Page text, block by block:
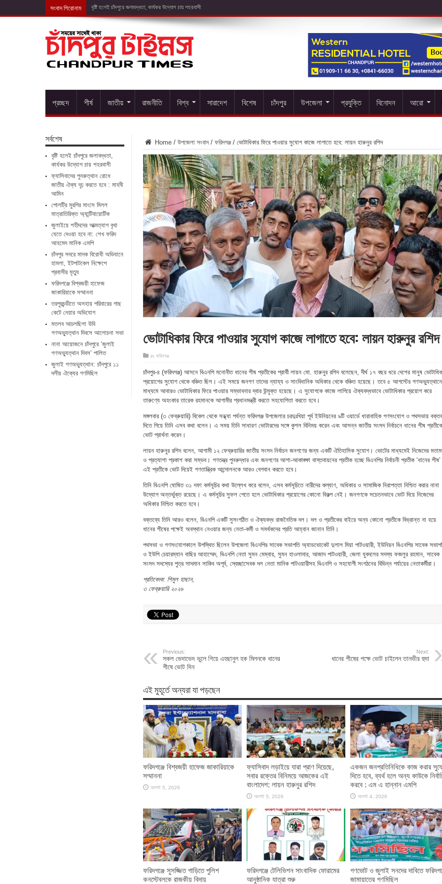
সংবাদ শিরোনাম ফ্যাসিবাদের পু
প্রচ্ছদ শীর্ষ জাতীয় রাজনীতি বিশ্ব সারাদেশ বিশেষ চাঁদপুর উপজেলা প্রযুক্তি বিনোদন আরো
Home / উপজেলা সংবাদ / ফরিদগঞ্জ / ভোটাধিকার ফিরে পাওয়ার সুযোগ কাজে লাগাতে হবে: লায়ন হারুনুর রশিদ
ভোটাধিকার ফিরে পাওয়ার সুযোগ কাজে লাগাতে হবে: লায়ন হারুনুর রশিদ
in ফরিদগঞ্জ
চাঁদপুর-৪ (ফরিদগঞ্জ) আসনে বিএনপি মনোনীত ধানের শীষ প্রতীকের প্রার্থী লায়ন মো. হারুনুর রশিদ বলেছেন, দীর্ঘ ১৭ বছর ধরে দেশের মানুষ
প্রয়োগের সুযোগ থেকে বঞ্চিত ছিল। এই সময়ে জনগণ তাদের ন্যায্য ও সাংবিধানিক অধিকার থেকে বঞ্চিত হয়েছে। তবে ৫ আগস্টের
মাধ্যমে আবারও ভোটাধিকার ফিরে পাওয়ার সম্ভাবনার দ্বার উন্মুক্ত হয়েছে। এ সুযোগকে কাজে লাগিয়ে ঐক্যবদ্ধভাবে ভোটাধিকার প্রয়োগ করে
তারুণ্যে অহংকার তারেক রহমানকে আগামীর প্রধানমন্ত্রী করতে সহযোগিতা করতে হবে।
মঙ্গলবার (৩ ফেব্রুয়ারি) বিকেল থেকে সন্ধ্যা পর্যন্ত ফরিদগঞ্জ উপজেলার চরদুঃখিয়া পূর্ব ইউনিয়নের ৯টি ওয়ার্ডে ধারাবাহিক গণসংযোগ ও পথসভায়
দিতে গিয়ে তিনি এসব কথা বলেন। এ সময় তিনি সাধারণ ভোটারদের সঙ্গে কুশল বিনিময় করেন এবং আসন্ন জাতীয় সংসদ নির্বাচনে ধানের শীষ প্রতীকে
ভোট প্রার্থনা করেন।
লায়ন হারুনুর রশিদ বলেন, আগামী ১২ ফেব্রুয়ারির জাতীয় সংসদ নির্বাচন জনগণের জন্য একটি ঐতিহাসিক সুযোগ। ভোটের মাধ্যমেই নিজেদের
ও প্রত্যাশা প্রকাশ করা সম্ভব। গণতন্ত্র পুনরুদ্ধার এবং জনগণের আশা-আকাঙ্ক্ষা বাস্তবায়নের প্রতীক হচ্ছে বিএনপির নির্বাচনী প্রতীক ‘ধানের
এই প্রতীকে ভোট দিয়েই গণতান্ত্রিক আন্দোলনকে আরও বেগবান করতে হবে।
তিনি বিএনপি ঘোষিত ৩১ দফা কর্মসূচির কথা উল্লেখ করে বলেন, এসব কর্মসূচিতে নারীদের কল্যাণ, অধিকার ও সামাজিক নিরাপত্তা নিশ্চিত করার নানা
উদ্যোগ অন্তর্ভুক্ত রয়েছে। এ কর্মসূচির সুফল পেতে হলে ভোটাধিকার প্রয়োগের কোনো বিকল্প নেই। জনগণকে সচেতনভাবে ভোট দিয়ে নিজেদের
অধিকার নিশ্চিত করতে হবে।
বক্তব্যে তিনি আরও বলেন, বিএনপি একটি সুসংগঠিত ও ঐক্যবদ্ধ রাজনৈতিক দল। দল ও প্রতীকের বাইরে অন্য কোনো প্রতীকে বিভ্রান্ত না হয়ে
ধানের শীষের পক্ষেই অবস্থান নেওয়ার জন্য নেতা-কর্মী ও সমর্থকদের প্রতি আহ্বান জানান তিনি।
পথসভা ও গণসংযোগকালে উপস্থিত ছিলেন উপজেলা বিএনপির সাবেক সভাপতি অ্যাডভোকেট দুলাল মিয়া পাটওয়ারী, ইউনিয়ন বিএনপির সাবেক
ও ইউপি চেয়ারম্যান বাছির আহাম্মেদ, বিএনপি নেতা সুমন মেম্বার, সুমন হাওলাদার, আজাদ পাটওয়ারী, জেলা যুবদলের সদস্য ফজলুর রহমান, সাবেক
সংসদ সদস্যের পুত্র সাদমান সাকিব অপূর্ব, স্বেচ্ছাসেবক দল নেতা মানিক পাটওয়ারীসহ বিএনপি ও সহযোগী সংগঠনের বিভিন্ন পর্যায়ের নেতাকর্মীরা।
প্রতিবেদক: শিমুল হাছান,
৩ ফেব্রুয়ারি ২০২৬
Previous:
সকল ভেদাভেদ ভুলে গিয়ে এহছানুল হক মিলনকে ধানের
শীষে ভোট দিন
Next:
ধানের শীষের পক্ষে ভোট চাইলেন তানভীর হুদা
এই মুহূর্তে অন্যরা যা পড়ছেন
ফরিদগঞ্জে বিশ্বজয়ী হাফেজ জাকারিয়াকে
সম্মাননা
আগস্ট 5, 2026
ফ্যাসিবাদ লড়াইয়ে যারা প্রাণ দিয়েছে,
সবার রক্তের বিনিময়ে আজকের এই
বাংলাদেশ: লায়ন হারুনুর রশিদ
আগস্ট 5, 2026
একজন জনপ্রতিনিধিকে কাজ করার
দিতে হবে, ব্যর্থ হলে অন্য কাউকে
করবে : এম এ হান্নান এমপি
আগস্ট 4, 2026
ফরিদগঞ্জে সুসজ্জিত গাড়িতে পুলিশ
কনস্টেবলকে রাজকীয় বিদায়
ফরিদগঞ্জে টেলিভিশন সাংবাদিক ফোরামের
আনুষ্ঠানিক যাত্রা শুরু
গণভোট ও জুলাই সনদের দাবিতে
জামায়াতের গণমিছিল
সর্বশেষ
বৃষ্টি হলেই চাঁদপুরে জলাবদ্ধতা,
কার্যকর উদ্যোগ চায় শহরবাসী
ফ্যাসিবাদের পুনরুত্থান রোধে
জাতীয় ঐক্য দৃঢ় করতে হবে : মাহদী
আমিন
পোলট্রি মুরগির মাংসে মিলল
মাত্রাতিরিক্ত অ্যান্টিবায়োটিক
জুলাইয়ে শহীদদের আত্মত্যাগ বৃথা
যেতে দেওয়া হবে না: শেখ ফরিদ
আহমেদ মানিক এমপি
চাঁদপুর সদরে মাদক বিরোধী অভিযানে
হামলা, ইটপাটকেল নিক্ষেপে
প্রবাসীর মৃত্যু
ফরিদগঞ্জে বিশ্বজয়ী হাফেজ
জাকারিয়াকে সম্মাননা
তরপুরচন্ডীতে অসহায় পরিবারের গাছ
কেটে নেয়ার অভিযোগ
মতলব আচলছিলা উবি
গণঅভ্যুত্থান দিবসে আলোচনা সভা
নানা আয়োজনে চাঁদপুরে ‘জুলাই
গণঅভ্যুত্থান দিবস’ পালিত
জুলাই গণঅভ্যুত্থান: চাঁদপুরে ১১
দলীয় ঐক্যের গণমিছিল